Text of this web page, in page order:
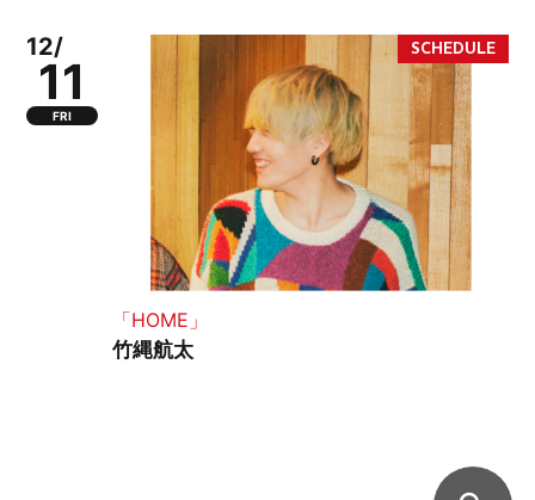
12/
11
FRI
「HOME」
竹縄航太